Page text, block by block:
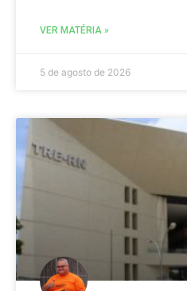
VER MATÉRIA »
5 de agosto de 2026